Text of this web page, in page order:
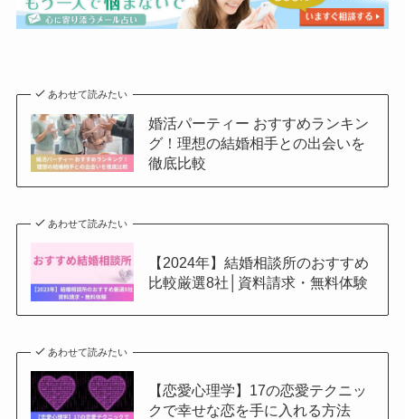
あわせて読みたい
婚活パーティー おすすめランキン
グ！理想の結婚相手との出会いを
徹底比較
あわせて読みたい
【2024年】結婚相談所のおすすめ
比較厳選8社│資料請求・無料体験
あわせて読みたい
【恋愛心理学】17の恋愛テクニッ
クで幸せな恋を手に入れる方法